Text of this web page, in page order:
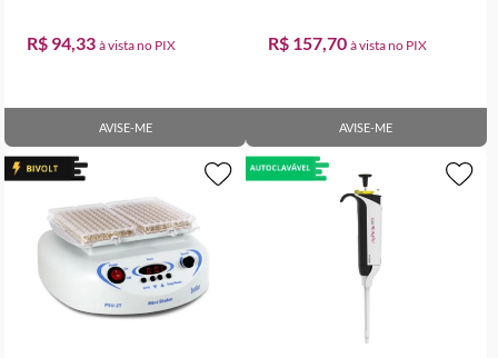
R$ 94,33
AVISE-ME
R$ 157,70
AVISE-ME